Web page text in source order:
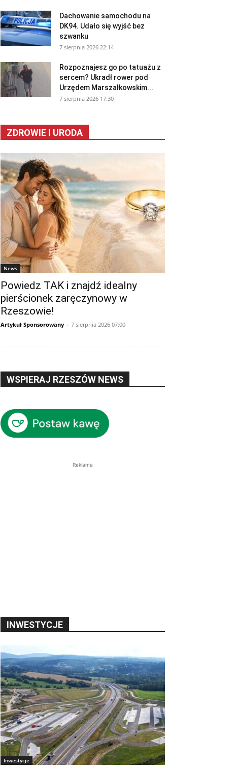
Dachowanie samochodu na
DK94. Udało się wyjść bez
szwanku
7 sierpnia 2026 22:14
Rozpoznajesz go po tatuażu z
sercem? Ukradł rower pod
Urzędem Marszałkowskim...
7 sierpnia 2026 17:30
ZDROWIE I URODA
News
Powiedz TAK i znajdź idealny
pierścionek zaręczynowy w
Rzeszowie!
Artykuł Sponsorowany - 7 sierpnia 2026 07:00
WSPIERAJ RZESZÓW NEWS
Reklama
INWESTYCJE
Inwestycje